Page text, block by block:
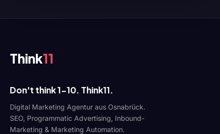
Think11
Don't think 1-10. Think11.
Digital Marketing Agentur aus Osnabrück.
SEO, Programmatic Advertising, Inbound-
Marketing & Marketing Automation.